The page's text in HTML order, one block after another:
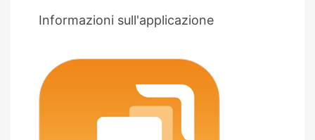
Informazioni sull'applicazione